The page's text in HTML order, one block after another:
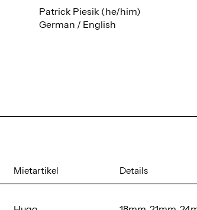
Patrick Piesik (he/him)
German / English
Mietartikel Details